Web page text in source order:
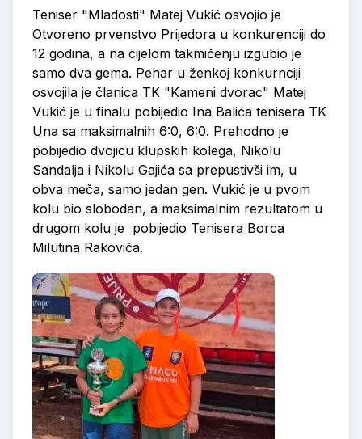
Teniser "Mladosti" Matej Vukić osvojio je
Otvoreno prvenstvo Prijedora u konkurenciji do
12 godina, a na cijelom takmičenju izgubio je
samo dva gema. Pehar u ženkoj konkurnciji
osvojila je članica TK "Kameni dvorac" Matej
Vukić je u finalu pobijedio Ina Balića tenisera TK
Una sa maksimalnih 6:0, 6:0. Prehodno je
pobijedio dvojicu klupskih kolega, Nikolu
Sandalja i Nikolu Gajića sa prepustivši im, u
obva meča, samo jedan gen. Vukić je u pvom
kolu bio slobodan, a maksimalnim rezultatom u
drugom kolu je pobijedio Tenisera Borca
Milutina Rakovića.